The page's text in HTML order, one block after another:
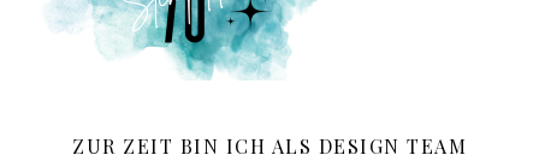
ZUR ZEIT BIN ICH ALS DESIGN TEAM